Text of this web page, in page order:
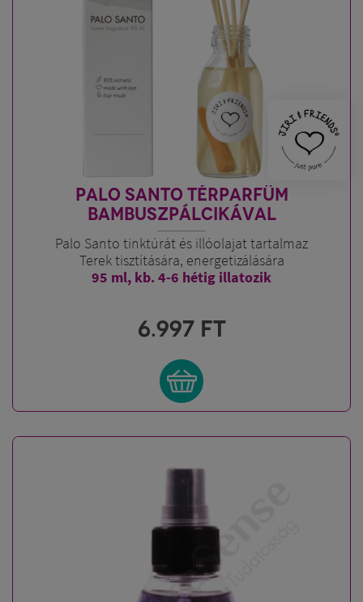
PALO SANTO TÉRPARFÜM
BAMBUSZPÁLCIKÁVAL
Palo Santo tinktúrát és illóolajat tartalmaz
Terek tisztítására, energetizálására
95 ml, kb. 4-6 hétig illatozik
6.997 FT